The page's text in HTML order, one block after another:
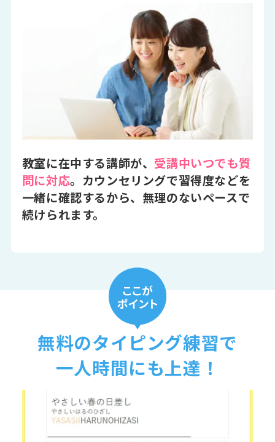
教室に在中する講師が、 受講中いつでも質
問に対応。カウンセリングで習得度などを
一緒に確認するから、無理のないペースで
続けられます。
無料のタイピング練習で
一人時間にも上達！